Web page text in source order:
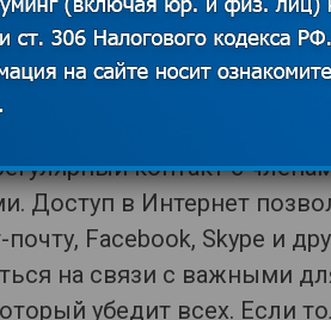
контакт с
Доступ в Интернет
Facebook, Skype и
на связи с важными
убедит всех. Если